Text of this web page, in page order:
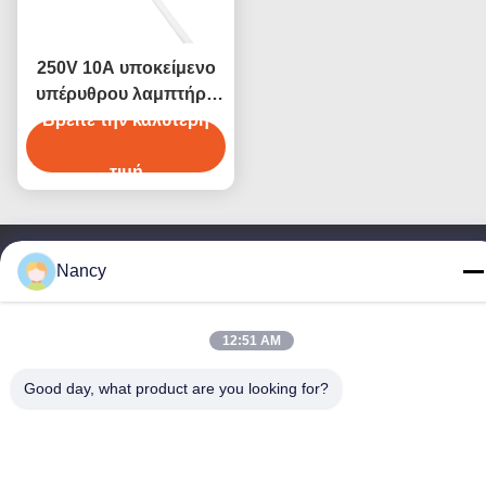
250V 10A υποκείμενο
υπέρυθρου λαμπτήρα
με κεραμικό
Βρείτε την καλύτερη
τιμή
Επικοινωνήστε μαζί μας
Guangdong Youhui Technology
Nancy
12:51 AM
Good day, what product are you looking for?